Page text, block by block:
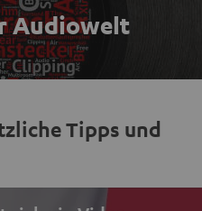
Audiowelt
Tipps und